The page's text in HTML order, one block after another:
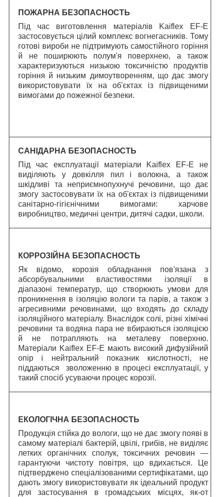
ПОЖАРНА БЕЗОПАСНОСТЬ
Під час виготовлення матеріалів Kaiflex EF-E
застосовується цілий комплекс вогнегасників. Тому
готові вироби не підтримують самостійного горіння
й не поширюють полум'я поверхнею, а також
характеризуються низькою токсичністю продуктів
горіння й низьким димоутворенням, що дає змогу
використовувати їх на об'єктах із підвищеними
вимогами до пожежної безпеки.
САНІДАРНА БЕЗОПАСНОСТЬ
Під час експлуатації матеріали Kaiflex EF-E не
виділяють у довкілля пил і волокна, а також
шкідливі та неприємнопухнучі речовини, що дає
змогу застосовувати їх на об'єктах із підвищеними
санітарно-гігієнічними вимогами: харчове
виробництво, медичні центри, дитячі садки, школи.
КОРРОЗІЙНА БЕЗОПАСНОСТЬ
Як відомо, корозія обладнання пов'язана з
абсорбувальними властивостями ізоляції в
діапазоні температур, що створюють умови для
проникнення в ізоляцію вологи та парів, а також з
агресивними речовинами, що входять до складу
ізоляційного матеріалу. Внаслідок солі, різні хімічні
речовини та водяна пара не вбираються ізоляцією
й не потрапляють на металеву поверхню.
Матеріали Kaiflex EF-E мають високий дифузійний
опір і нейтральний показник кислотності, не
піддаються зволоженню в процесі експлуатації, у
такий спосіб усуваючи процес корозії.
ЕКОЛОГІЧНА БЕЗОПАСНОСТЬ
Продукція стійка до вологи, що не дає змогу появі в
самому матеріалі бактерій, цвілі, грибів, не виділяє
летких органічних сполук, токсичних речовин —
гарантуючи чистоту повітря, що вдихається. Це
підтверджено спеціалізованими сертифікатами, що
дають змогу використовувати як ідеальний продукт
для застосування в громадських місцях, як-от